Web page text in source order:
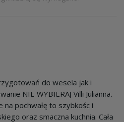
do wesela jak i
NIE WYBIERAJ Villi Julianna.
na pochwałę to szybkośc i
oraz smaczna kuchnia. Cała